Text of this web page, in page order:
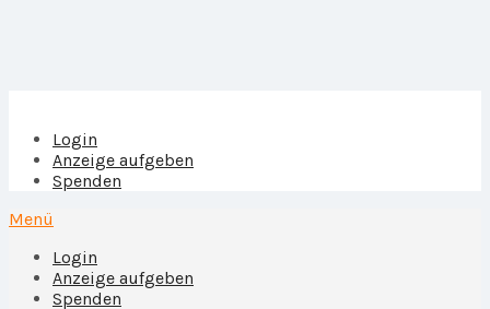
Login
Anzeige aufgeben
Spenden
Menü
Login
Anzeige aufgeben
Spenden